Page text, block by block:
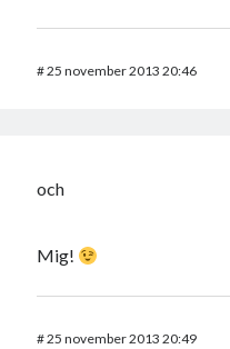
#25 november 2013 20:46
och
Mig!
#25 november 2013 20:49